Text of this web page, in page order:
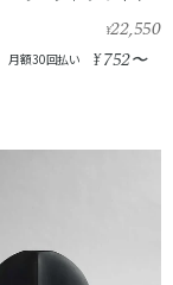
¥22,550
月額30回払い ¥752〜